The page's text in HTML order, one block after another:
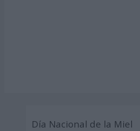
Día Nacional de la Miel